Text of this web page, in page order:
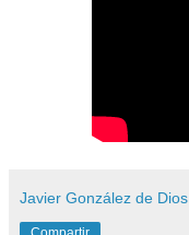
Javier González de Dios